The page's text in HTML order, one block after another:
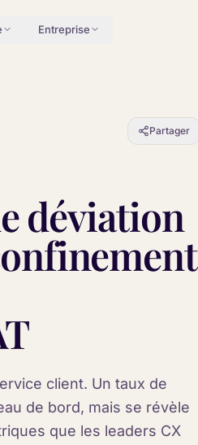
Entreprise
Partager
déviation
client. Un taux de
de bord, mais se révèle
que les leaders CX